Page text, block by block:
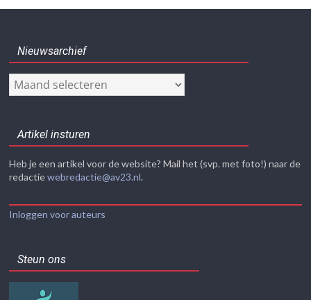
Nieuwsarchief
Nieuwsarchief
Artikel insturen
Heb je een artikel voor de website? Mail het (svp. met foto!) naar de
redactiewebredactie@av23.nl.
Inloggen voor auteurs
Steun ons